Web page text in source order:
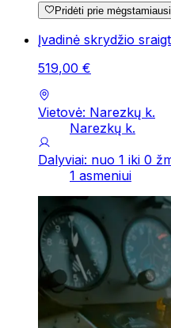
Pridėti prie
Įvadinė skrydžio
519,00 €
Vietovė: Narezkų k.
Narezkų k.
Dalyviai: nuo 1 iki 0
1 asmeniui